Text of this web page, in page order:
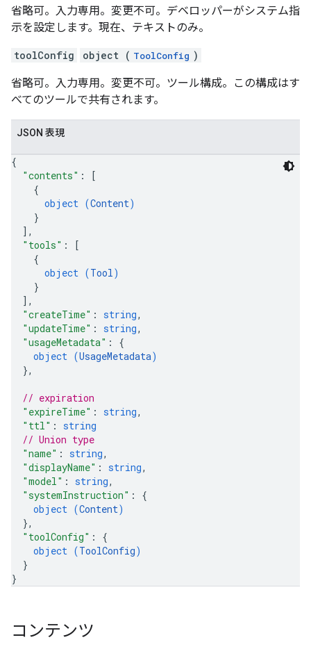
省略可。入力専用。変更不可。デベロッパーがシステム指
示を設定します。現在、テキストのみ。
toolConfig object ( ToolConfig )
省略可。入力専用。変更不可。ツール構成。この構成はす
べてのツールで共有されます。
JSON 表現
{
"contents" :
[
{
object (Content)
}
] ,
"tools" :
[
{
object (Tool)
}
] ,
"createTime" : string,
"updateTime" : string,
"usageMetadata" : {
object (UsageMetadata)
},
// expiration
"expireTime" : string,
"ttl" : string
// Union type
"name" : string,
"displayName" : string,
"model" : string,
"systemInstruction" : {
object (Content)
},
"toolConfig" : {
object (ToolConfig)
}
}
コンテンツ